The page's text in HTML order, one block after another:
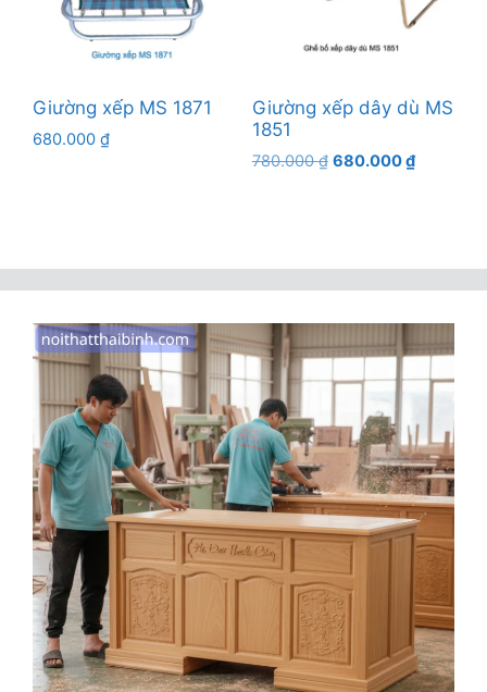
Giường xếp MS 1871
680.000 ₫
Giường xếp dây dù MS
1851
780.000₫ Giá
680.000₫Giá